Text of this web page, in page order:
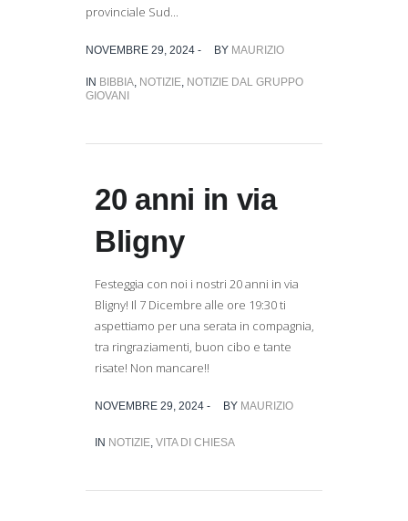
provinciale Sud...
NOVEMBRE 29, 2024 - BY MAURIZIO
IN BIBBIA NOTIZIE NOTIZIE DAL GRUPPO
GIOVANI
20 anni in via
Bligny
Festeggia con noi i nostri 20 anni in via
Bligny! Il 7 Dicembre alle ore 19:30 ti
aspettiamo per una serata in compagnia,
tra ringraziamenti, buon cibo e tante
risate! Non mancare!!
NOVEMBRE 29, 2024 - BY MAURIZIO
IN NOTIZIE VITA DI CHIESA